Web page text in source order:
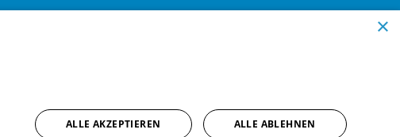
×
ALLE AKZEPTIEREN ALLE ABLEHNEN